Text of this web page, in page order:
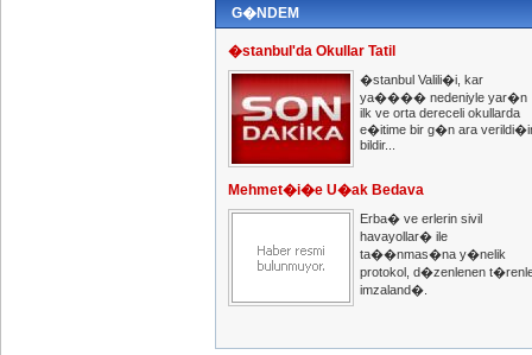
G�NDEM
�stanbul'da Okullar Tatil
�stanbul Valili�i, kar
ya���� nedeniyle yar�n
ilk ve orta dereceli okullarda
e�itime bir g�n ara
bildir...
Mehmet�i�e U�ak Bedava
Erba� ve erlerin sivil
havayollar� ile
ta��nmas�na y�nelik
protokol, d�zenlenen
imzaland�.